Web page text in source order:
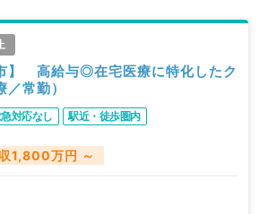
】 高給与◎在宅医療に特化したク
常勤）
対応なし 駅近・徒歩圏内
1,800万円 ～